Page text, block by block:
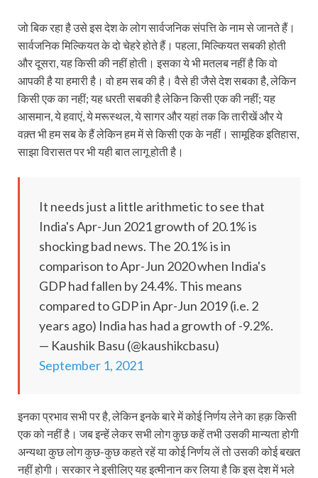
जो बिक रहा है उसे इस देश के लोग सार्वजनिक संपत्ति के नाम से जानते हैं।
सार्वजनिक मिल्कियत के दो चेहरे होते हैं। पहला, मिल्कियत सबकी होती
और दूसरा, यह किसी की नहीं होती। इसका ये भी मतलब नहीं है कि वो
आपकी है या हमारी है। वो हम सब की है। वैसे ही जैसे देश सबका है, लेकिन
किसी एक का नहीं; यह धरती सबकी है लेकिन किसी एक की नहीं; यह
आसमान, ये हवाएं, ये मरूस्‍थल, ये सागर और यहां तक कि तारीखें और ये
वक़्त भी हम सब के हैं लेकिन हम में से किसी एक के नहीं। सामूहिक इतिहास,
साझा विरासत पर भी यही बात लागू होती है।
It needs just a little arithmetic to see that
India's Apr-Jun 2021 growth of 20.1% is
shocking bad news. The 20.1% is in
comparison to Apr-Jun 2020 when India's
GDP had fallen by 24.4%. This means
compared to GDP in Apr-Jun 2019 (i.e. 2
years ago) India has had a growth of -9.2%.
— Kaushik Basu (@kaushikcbasu)
September 1, 2021
इनका प्रभाव सभी पर है, लेकिन इनके बारे में कोई निर्णय लेने का हक़ किसी
एक को नहीं है। जब इन्‍हें लेकर सभी लोग कुछ कहें तभी उसकी मान्यता होगी
अन्‍यथा कुछ लोग कुछ-कुछ कहते रहें या कोई निर्णय लें तो उसकी कोई बखत
नहीं होगी। सरकार ने इसीलिए यह इत्‍मीनान कर लिया है कि इस देश में भले